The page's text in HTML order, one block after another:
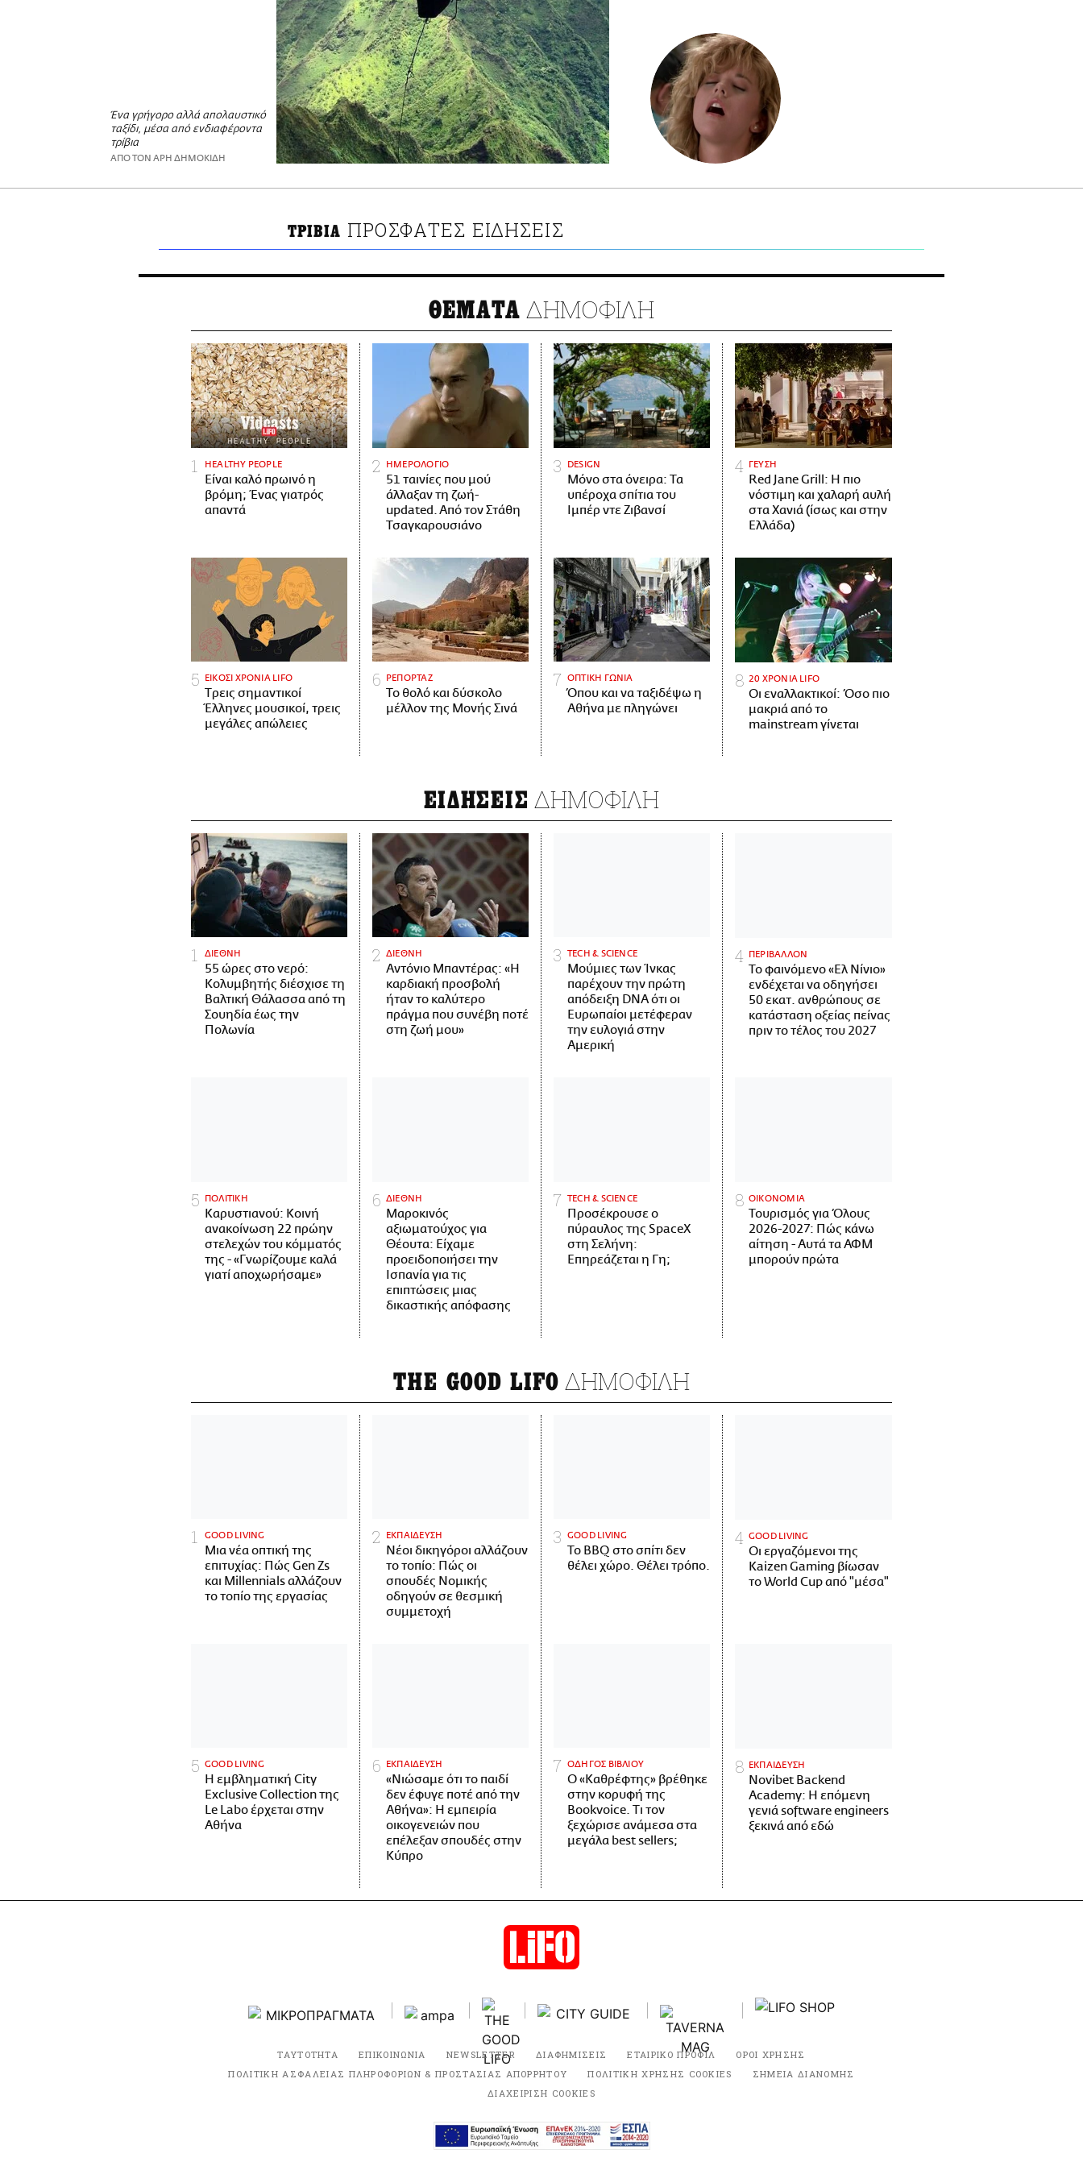
Ένα γρήγορο αλλά απολαυστικό
ταξίδι, μέσα από ενδιαφέροντα
τρίβια
ΑΠΟ ΤΟΝ ΑΡΗ ΔΗΜΟΚΙΔΗ
ΤΡΙΒΙΑ ΠΡΟΣΦΑΤΕΣ ΕΙΔΗΣΕΙΣ
ΘΕΜΑΤΑ ΔΗΜΟΦΙΛΗ
HEALTHY PEOPLE
Είναι καλό πρωινό η
βρόμη; Ένας γιατρός
απαντά
ΗΜΕΡΟΛΟΓΙΟ
51 ταινίες που μού
άλλαξαν τη ζωή-
updated. Aπό τον Στάθη
Τσαγκαρουσιάνο
DESIGN
Μόνο στα όνειρα: Τα
υπέροχα σπίτια του
Ιμπέρ ντε Ζιβανσί
ΓΕΥΣΗ
Red Jane Grill: Η πιο
νόστιμη και χαλαρή αυλή
στα Χανιά (ίσως και στην
Ελλάδα)
ΕΙΚΟΣΙ ΧΡΟΝΙΑ LIFO
Tρεις σημαντικοί
Έλληνες μουσικοί, τρεις
μεγάλες απώλειες
ΡΕΠΟΡΤΑΖ
Το θολό και δύσκολο
μέλλον της Μονής Σινά
ΟΠΤΙΚΗ ΓΩΝΙΑ
Όπου και να ταξιδέψω η
Αθήνα με πληγώνει
20 ΧΡΟΝΙΑ LIFO
Οι εναλλακτικοί: Όσο πιο
μακριά από το
mainstream γίνεται
ΕΙΔΗΣΕΙΣ ΔΗΜΟΦΙΛΗ
ΔΙΕΘΝΗ
55 ώρες στο νερό:
Κολυμβητής διέσχισε τη
Βαλτική Θάλασσα από τη
Σουηδία έως την
Πολωνία
ΔΙΕΘΝΗ
Αντόνιο Μπαντέρας: «Η
καρδιακή προσβολή
ήταν το καλύτερο
πράγμα που συνέβη ποτέ
στη ζωή μου»
ΤECH & SCIENCE
Μούμιες των Ίνκας
παρέχουν την πρώτη
απόδειξη DNA ότι οι
Ευρωπαίοι μετέφεραν
την ευλογιά στην
Αμερική
ΠΕΡΙΒΑΛΛΟΝ
Το φαινόμενο «Ελ Νίνιο»
ενδέχεται να οδηγήσει
50 εκατ. ανθρώπους σε
κατάσταση οξείας πείνας
πριν το τέλος του 2027
ΠΟΛΙΤΙΚΗ
Καρυστιανού: Κοινή
ανακοίνωση 22 πρώην
στελεχών του κόμματός
της - «Γνωρίζουμε καλά
γιατί αποχωρήσαμε»
ΔΙΕΘΝΗ
Μαροκινός
αξιωματούχος για
Θέουτα: Είχαμε
προειδοποιήσει την
Ισπανία για τις
επιπτώσεις μιας
δικαστικής απόφασης
ΤECH & SCIENCE
Προσέκρουσε ο
πύραυλος της SpaceX
στη Σελήνη:
Επηρεάζεται η Γη;
ΟΙΚΟΝΟΜΙΑ
Τουρισμός για Όλους
2026-2027: Πώς κάνω
αίτηση - Αυτά τα ΑΦΜ
μπορούν πρώτα
THE GOOD LIFO ΔΗΜΟΦΙΛΗ
GOOD LIVING
Μια νέα οπτική της
επιτυχίας: Πώς Gen Zs
και Millennials αλλάζουν
το τοπίο της εργασίας
ΕΚΠΑΙΔΕΥΣΗ
Νέοι δικηγόροι αλλάζουν
το τοπίο: Πώς οι
σπουδές Νομικής
οδηγούν σε θεσμική
συμμετοχή
GOOD LIVING
Το BBQ στο σπίτι δεν
θέλει χώρο. Θέλει τρόπο.
GOOD LIVING
Οι εργαζόμενοι της
Kaizen Gaming βίωσαν
το World Cup από "μέσα"
GOOD LIVING
Η εμβληματική City
Exclusive Collection της
Le Labo έρχεται στην
Αθήνα
ΕΚΠΑΙΔΕΥΣΗ
«Νιώσαμε ότι το παιδί
δεν έφυγε ποτέ από την
Αθήνα»: Η εμπειρία
οικογενειών που
επέλεξαν σπουδές στην
Κύπρο
ΟΔΗΓΟΣ ΒΙΒΛΙΟΥ
Ο «Καθρέφτης» βρέθηκε
στην κορυφή της
Bookvoice. Τι τον
ξεχώρισε ανάμεσα στα
μεγάλα best sellers;
ΕΚΠΑΙΔΕΥΣΗ
Novibet Backend
Academy: Η επόμενη
γενιά software engineers
ξεκινά από εδώ
ΤΑΥΤΟΤΗΤΑ ΕΠΙΚΟΙΝΩΝΙΑ NEWSLETTER ΔΙΑΦΗΜΙΣΕΙΣ ΕΤΑΙΡΙΚΟ ΠΡΟΦΙΛ
ΟΡΟΙ ΧΡΗΣΗΣ
ΠΟΛΙΤΙΚΗ ΑΣΦΑΛΕΙΑΣ ΠΛΗΡΟΦΟΡΙΩΝ & ΠΡΟΣΤΑΣΙΑΣ ΑΠΟΡΡΗΤΟΥ
ΠΟΛΙΤΙΚΗ ΧΡΗΣΗΣ COOKIES
ΣΗΜΕΙΑ ΔΙΑΝΟΜΗΣ
ΔΙΑΧΕΙΡΙΣΗ COOKIES